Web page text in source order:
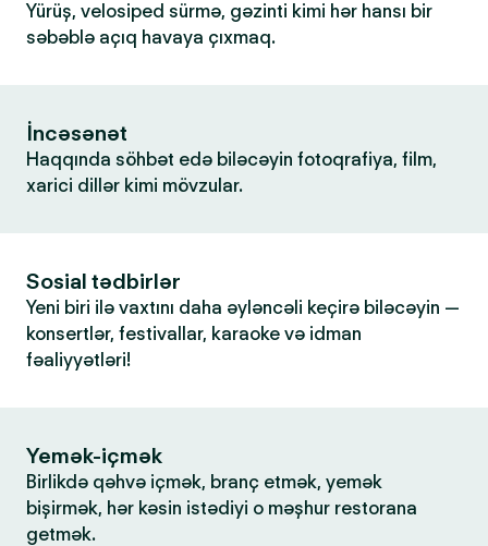
Yürüş, velosiped sürmə, gəzinti kimi hər hansı bir
səbəblə açıq havaya çıxmaq.
İncəsənət
Haqqında söhbət edə biləcəyin fotoqrafiya, film,
xarici dillər kimi mövzular.
Sosial tədbirlər
Yeni biri ilə vaxtını daha əyləncəli keçirə biləcəyin —
konsertlər, festivallar, karaoke və idman
fəaliyyətləri!
Yemək-içmək
Birlikdə qəhvə içmək, branç etmək, yemək
bişirmək, hər kəsin istədiyi o məşhur restorana
getmək.